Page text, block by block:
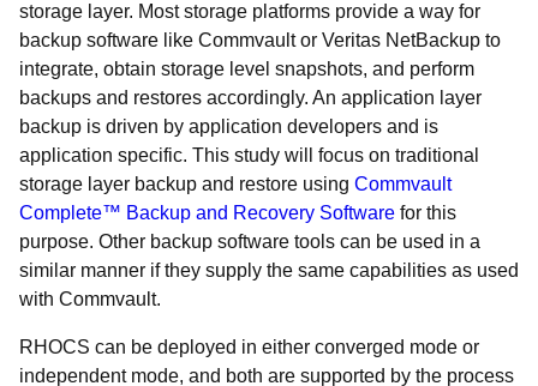
storage layer. Most storage platforms provide a way for
backup software like Commvault or Veritas NetBackup to
integrate, obtain storage level snapshots, and perform
backups and restores accordingly. An application layer
backup is driven by application developers and is
application specific. This study will focus on traditional
storage layer backup and restore using Commvault
Complete™ Backup and Recovery Software for this
purpose. Other backup software tools can be used in a
similar manner if they supply the same capabilities as used
with Commvault.
RHOCS can be deployed in either converged mode or
independent mode, and both are supported by the process